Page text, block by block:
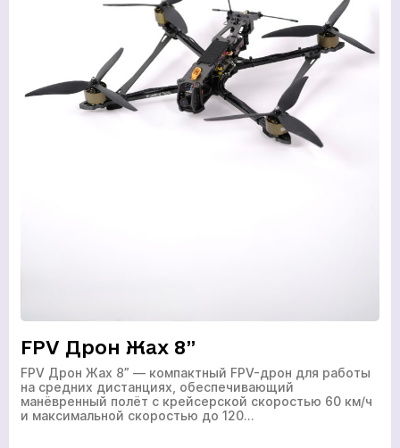
FPV Дрон Жах 8”
FPV Дрон Жах 8” — компактный FPV-дрон для работы
на средних дистанциях, обеспечивающий
манёвренный полёт с крейсерской скоростью 60 км/ч
и максимальной скоростью до 120…